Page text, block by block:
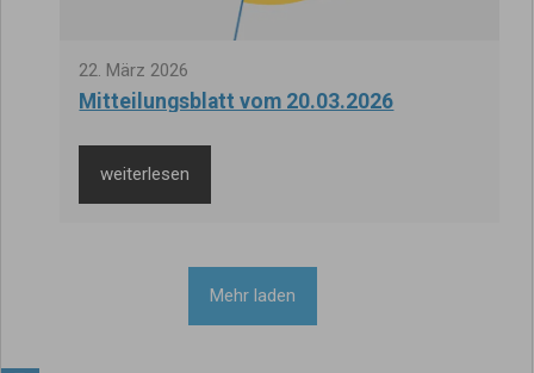
22. März 2026
Mitteilungsblatt vom 20.03.2026
weiterlesen
Mehr laden